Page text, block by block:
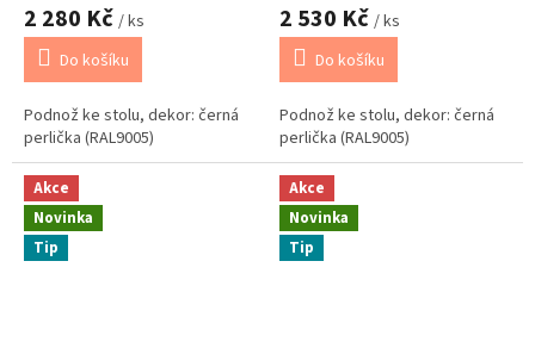
2 280 Kč / ks
Do košíku
Podnož ke stolu, dekor: černá
perlička (RAL9005)
2 530 Kč / ks
Do košíku
Podnož ke stolu, dekor: černá
perlička (RAL9005)
Akce
Novinka
Tip
Akce
Novinka
Tip